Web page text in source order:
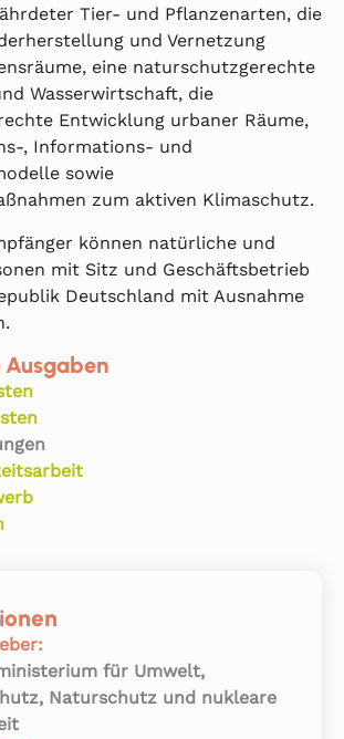
Tier- und Pflanzenarten, die
und Vernetzung
eine naturschutzgerechte
Wasserwirtschaft, die
Entwicklung urbaner Räume,
, Informations- und
sowie
zum aktiven Klimaschutz.
können natürliche und
mit Sitz und Geschäftsbetrieb
Deutschland mit Ausnahme
für Umwelt,
Naturschutz und nukleare